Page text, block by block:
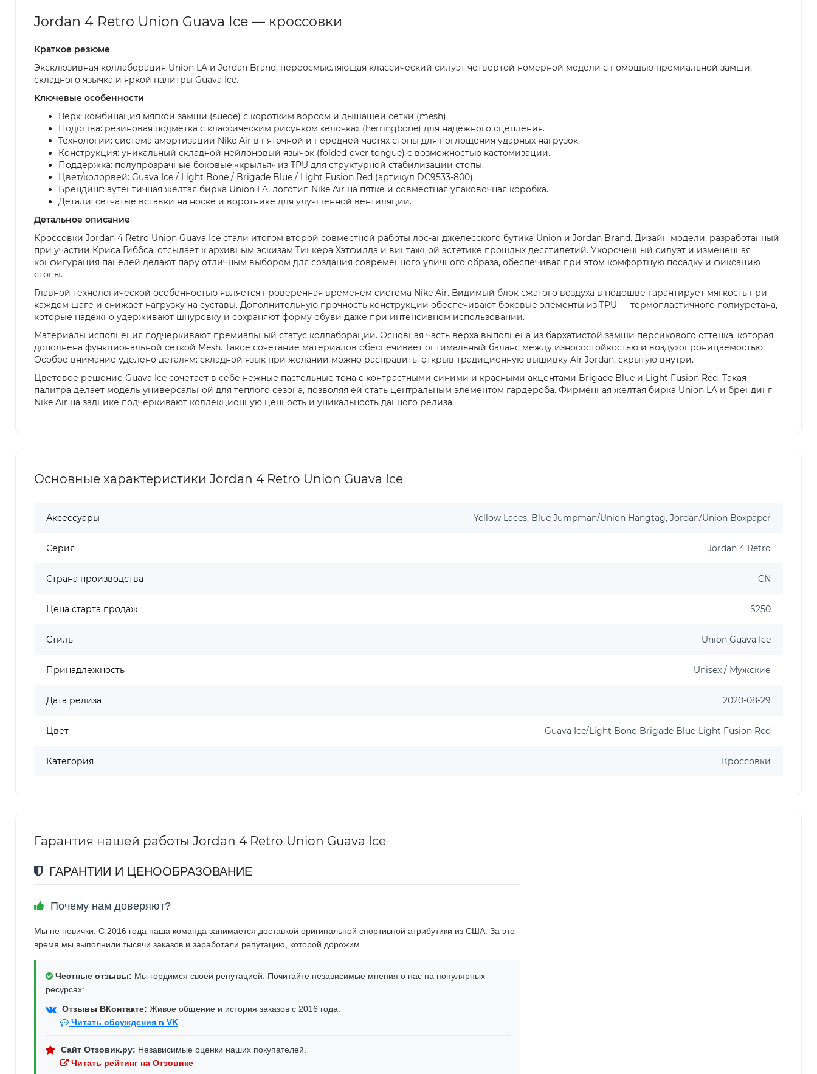
Jordan 4 Retro Union Guava Ice — кроссовки
Краткое резюме
Эксклюзивная коллаборация Union LA и Jordan Brand, переосмысляющая классический силуэт четвертой номерной модели с помощью премиальной замши,
складного язычка и яркой палитры Guava Ice.
Ключевые особенности
Верх: комбинация мягкой замши (suede) с коротким ворсом и дышащей сетки (mesh).
Подошва: резиновая подметка с классическим рисунком «елочка» (herringbone) для надежного сцепления.
Технологии: система амортизации Nike Air в пяточной и передней частях стопы для поглощения ударных нагрузок.
Конструкция: уникальный складной нейлоновый язычок (folded-over tongue) с возможностью кастомизации.
Поддержка: полупрозрачные боковые «крылья» из TPU для структурной стабилизации стопы.
Цвет/колорвей: Guava Ice / Light Bone / Brigade Blue / Light Fusion Red (артикул DC9533-800).
Брендинг: аутентичная желтая бирка Union LA, логотип Nike Air на пятке и совместная упаковочная коробка.
Детали: сетчатые вставки на носке и воротнике для улучшенной вентиляции.
Детальное описание
Кроссовки Jordan 4 Retro Union Guava Ice стали итогом второй совместной работы лос-анджелесского бутика Union и Jordan Brand. Дизайн модели, разработанный
при участии Криса Гиббса, отсылает к архивным эскизам Тинкера Хэтфилда и винтажной эстетике прошлых десятилетий. Укороченный силуэт и измененная
конфигурация панелей делают пару отличным выбором для создания современного уличного образа, обеспечивая при этом комфортную посадку и фиксацию
стопы.
Главной технологической особенностью является проверенная временем система Nike Air. Видимый блок сжатого воздуха в подошве гарантирует мягкость при
каждом шаге и снижает нагрузку на суставы. Дополнительную прочность конструкции обеспечивают боковые элементы из TPU — термопластичного полиуретана,
которые надежно удерживают шнуровку и сохраняют форму обуви даже при интенсивном использовании.
Материалы исполнения подчеркивают премиальный статус коллаборации. Основная часть верха выполнена из бархатистой замши персикового оттенка, которая
дополнена функциональной сеткой Mesh. Такое сочетание материалов обеспечивает оптимальный баланс между износостойкостью и воздухопроницаемостью.
Особое внимание уделено деталям: складной язык при желании можно расправить, открыв традиционную вышивку Air Jordan, скрытую внутри.
Цветовое решение Guava Ice сочетает в себе нежные пастельные тона с контрастными синими и красными акцентами Brigade Blue и Light Fusion Red. Такая
палитра делает модель универсальной для теплого сезона, позволяя ей стать центральным элементом гардероба. Фирменная желтая бирка Union LA и брендинг
Nike Air на заднике подчеркивают коллекционную ценность и уникальность данного релиза.
Основные характеристики Jordan 4 Retro Union Guava Ice
Аксессуары Yellow Laces, Blue Jumpman/Union Hangtag, Jordan/Union Boxpaper
Серия Jordan 4 Retro
Страна производства CN
Цена старта продаж $250
Стиль Union Guava Ice
Принадлежность Unisex / Мужские
Дата релиза 2020-08-29
Цвет Guava Ice/Light Bone-Brigade Blue-Light Fusion Red
Категория Кроссовки
Гарантия нашей работы Jordan 4 Retro Union Guava Ice
ГАРАНТИИ И ЦЕНООБРАЗОВАНИЕ
Почему нам доверяют?
Мы не новички. С 2016 года наша команда занимается доставкой оригинальной спортивной атрибутики из США. За это
время мы выполнили тысячи заказов и заработали репутацию, которой дорожим.
Честные отзывы: Мы гордимся своей репутацией. Почитайте независимые мнения о нас на популярных
ресурсах:
Отзывы ВКонтакте: Живое общение и история заказов с 2016 года.
Читать обсуждения в VK
Сайт Отзовик.ру: Независимые оценки наших покупателей.
Читать рейтинг на Отзовике